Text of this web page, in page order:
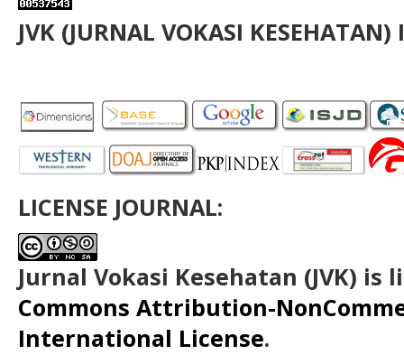
JVK (JURNAL VOKASI KESEHATAN)
LICENSE JOURNAL:
Jurnal Vokasi Kesehatan (JVK) is
Commons Attribution-
International License.